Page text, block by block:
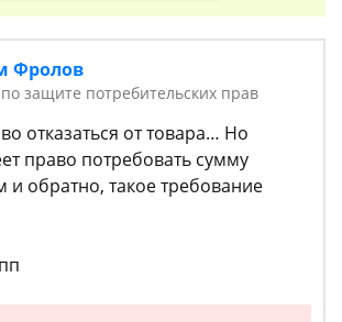
Фролов
защите потребительских прав
отказаться от товара… Но
право потребовать сумму
и обратно, такое требование